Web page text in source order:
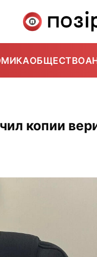
ОБЩЕСТВО
копии